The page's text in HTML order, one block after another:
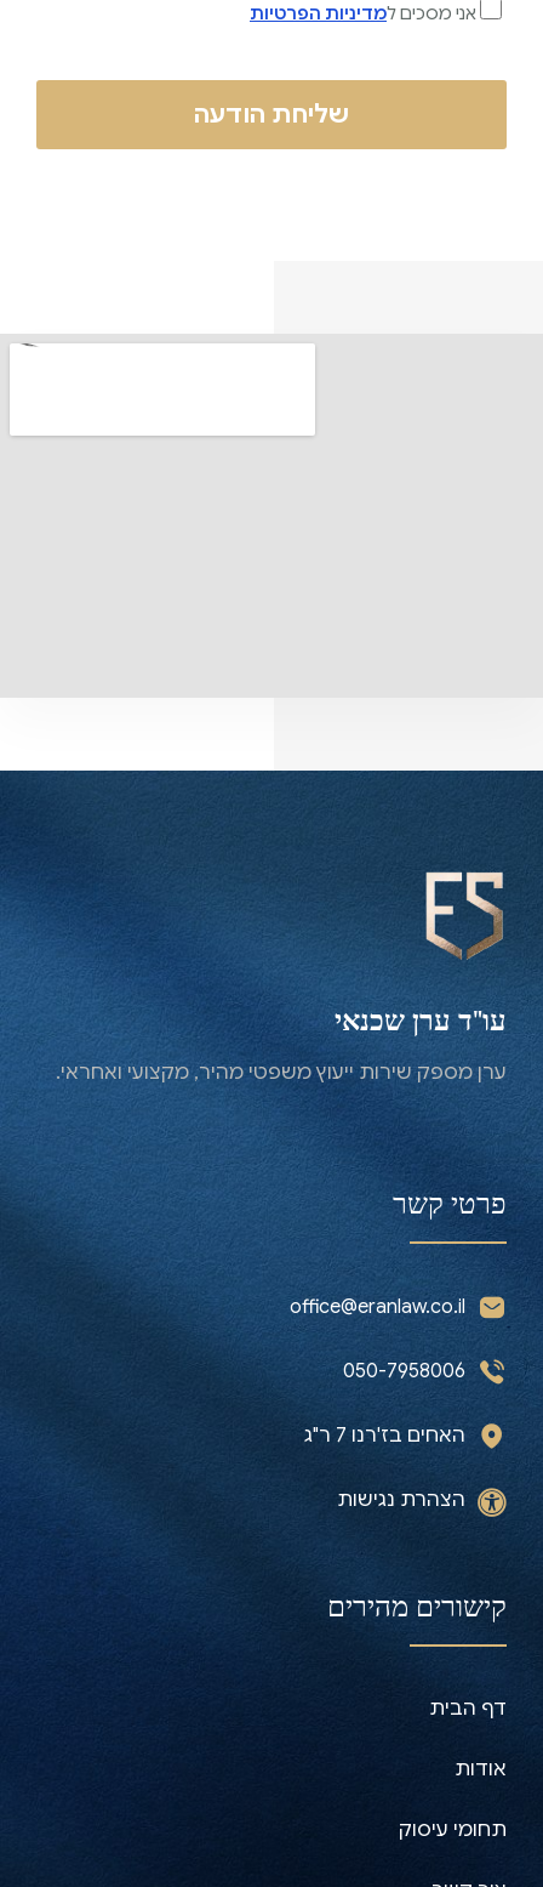
אני מסכים למדיניות הפרטיות
עו"ד ערן שכנאי
ערן מספק שירות ייעוץ משפטי מהיר, מקצועי ואחראי.
פרטי קשר
office@eranlaw.co.il
050-7958006
האחים בז'רנו 7 ר"ג
הצהרת נגישות
קישורים מהירים
דף הבית
אודות
תחומי עיסוק